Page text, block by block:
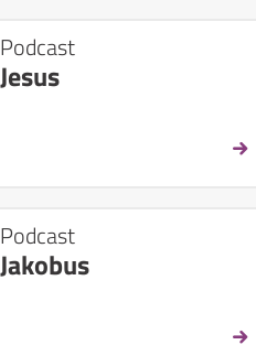
Podcast
Jesus
Podcast
Jakobus